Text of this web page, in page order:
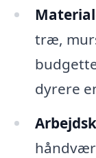
træ,
dyrere